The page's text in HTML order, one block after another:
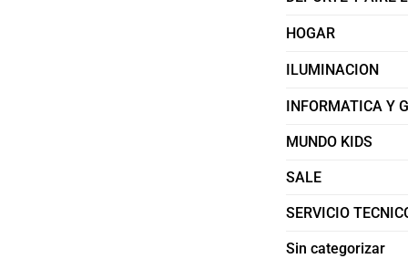
HOGAR
ILUMINACION
INFORMATICA Y
MUNDO KIDS
SALE
SERVICIO
Sin categorizar